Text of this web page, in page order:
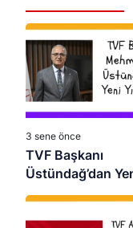
3 sene önce
TVF Başkanı
Üstündağ’dan
Mesajı